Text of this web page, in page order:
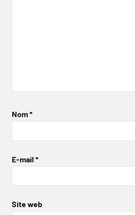
Nom*
E-mail *
Site web